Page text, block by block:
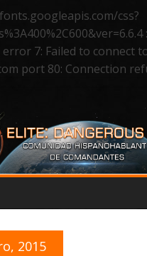
css?
7: Failed to connect
port 80: Connection
2015